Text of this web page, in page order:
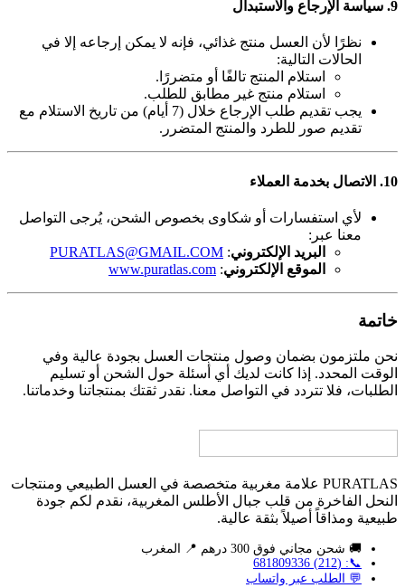
9. سياسة الإرجاع والاستبدال
نظرًا لأن العسل منتج غذائي، فإنه لا يمكن إرجاعه إلا في
الحالات التالية:
استلام المنتج تالفًا أو متضررًا.
استلام منتج غير مطابق للطلب.
يجب تقديم طلب الإرجاع خلال (7 أيام) من تاريخ الاستلام مع
تقديم صور للطرد والمنتج المتضرر.
10. الاتصال بخدمة العملاء
لأي استفسارات أو شكاوى بخصوص الشحن، يُرجى التواصل
معنا عبر:
البريد الإلكتروني:
PURATLAS@GMAIL.COM
الموقع الإلكتروني:
www.puratlas.com
خاتمة
نحن ملتزمون بضمان وصول منتجات العسل بجودة عالية وفي
الوقت المحدد. إذا كانت لديك أي أسئلة حول الشحن أو تسليم
الطلبات، فلا تتردد في التواصل معنا. نقدر ثقتك بمنتجاتنا وخدماتنا.
PURATLAS علامة مغربية متخصصة في العسل الطبيعي ومنتجات
النحل الفاخرة من قلب جبال الأطلس المغربية، نقدم لكم جودة
طبيعية ومذاقاً أصيلاً بثقة عالية.
🚚 شحن مجاني فوق 300 درهم 📍 المغرب
📞: (212) 681809336
💬 الطلب عبر واتساب